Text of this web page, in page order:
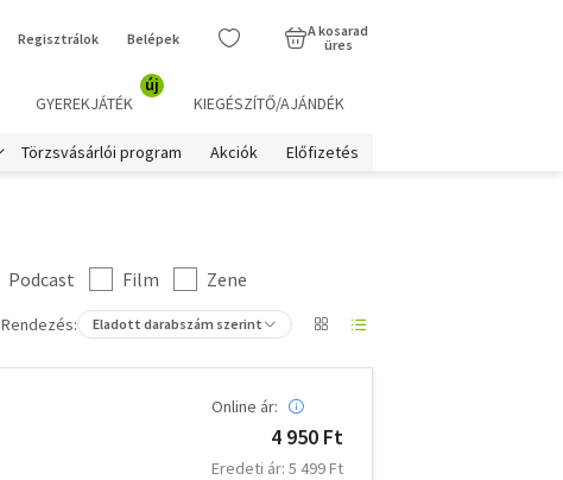
Regisztrálok Belépek
A kosarad
üres
GYEREKJÁTÉK
új
KIEGÉSZÍTŐ/AJÁNDÉK
Törzsvásárlói program Akciók Előfizetés
Podcast Film
Zene
Rendezés: Eladott darabszám szerint
Online ár:
4 950 Ft
Eredeti ár: 5 499 Ft